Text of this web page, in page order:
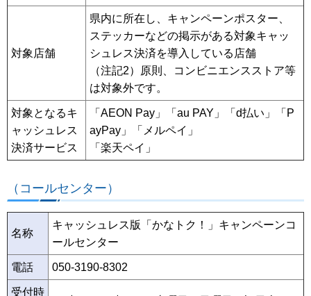
対象店舗
県内に所在し、キャンペーンポスター、
ステッカーなどの掲示がある対象キャッ
シュレス決済を導入している店舗
（注記2）原則、コンビニエンスストア等
は対象外です。
対象となるキ
ャッシュレス
決済サービス
「AEON Pay」「au PAY」「d払い」「P
ayPay」「メルペイ」
「楽天ペイ」
（コールセンター）
名称
キャッシュレス版「かなトク！」キャンペーンコ
ールセンター
電話 050-3190-8302
受付時